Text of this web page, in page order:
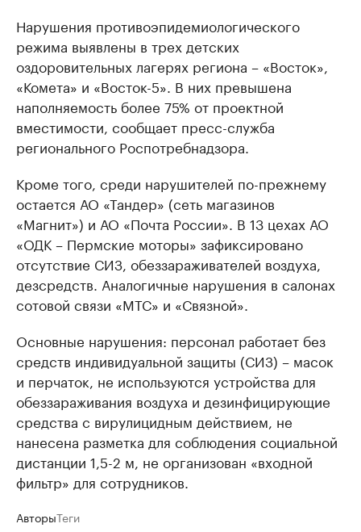
Нарушения противоэпидемиологического
режима выявлены в трех детских
оздоровительных лагерях региона – «Восток»,
«Комета» и «Восток-5». В них превышена
наполняемость более 75% от проектной
вместимости, сообщает пресс-служба
регионального Роспотребнадзора.
Кроме того, среди нарушителей по-прежнему
остается АО «Тандер» (сеть магазинов
«Магнит») и АО «Почта России». В 13 цехах АО
«ОДК – Пермские моторы» зафиксировано
отсутствие СИЗ, обеззараживателей воздуха,
дезсредств. Аналогичные нарушения в салонах
сотовой связи «МТС» и «Связной».
Основные нарушения: персонал работает без
средств индивидуальной защиты (СИЗ) – масок
и перчаток, не используются устройства для
обеззараживания воздуха и дезинфицирующие
средства с вирулицидным действием, не
нанесена разметка для соблюдения социальной
дистанции 1,5-2 м, не организован «входной
фильтр» для сотрудников.
АвторыТеги